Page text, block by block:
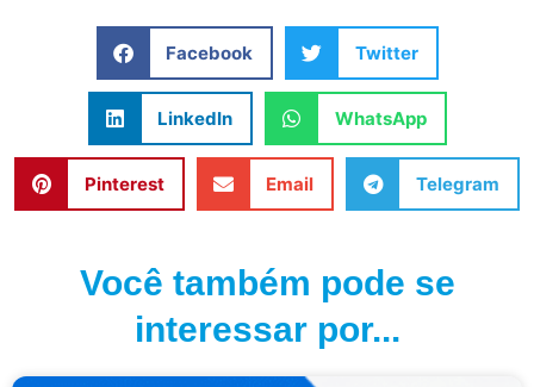
Facebook Twitter
LinkedIn WhatsApp
Pinterest Email Telegram
Você também pode se
interessar por...